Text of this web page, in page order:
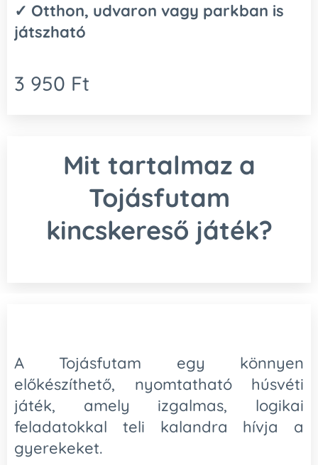
✓ Otthon, udvaron vagy parkban is
játszható
3 950 Ft
Mit tartalmaz a
Tojásfutam
kincskereső játék?
A Tojásfutam egy könnyen
előkészíthető, nyomtatható húsvéti
játék, amely izgalmas, logikai
feladatokkal teli kalandra hívja a
gyerekeket.